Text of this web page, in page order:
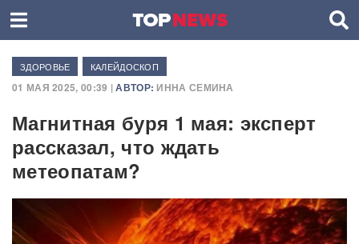
ЗДОРОВЬЕ КАЛЕЙДОСКОП
01 МАЯ 2025, 00:39 |АВТОР: ИННА СЕМИНА
Магнитная буря 1 мая: эксперт
рассказал, что ждать
метеопатам?